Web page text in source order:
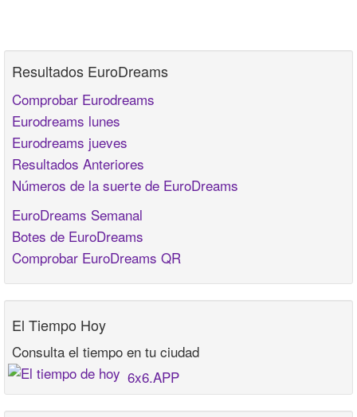
Resultados EuroDreams
Comprobar Eurodreams
Eurodreams lunes
Eurodreams jueves
Resultados Anteriores
Números de la suerte de EuroDreams
EuroDreams Semanal
Botes de EuroDreams
Comprobar EuroDreams QR
El Tiempo Hoy
Consulta el tiempo en tu ciudad
6x6.APP